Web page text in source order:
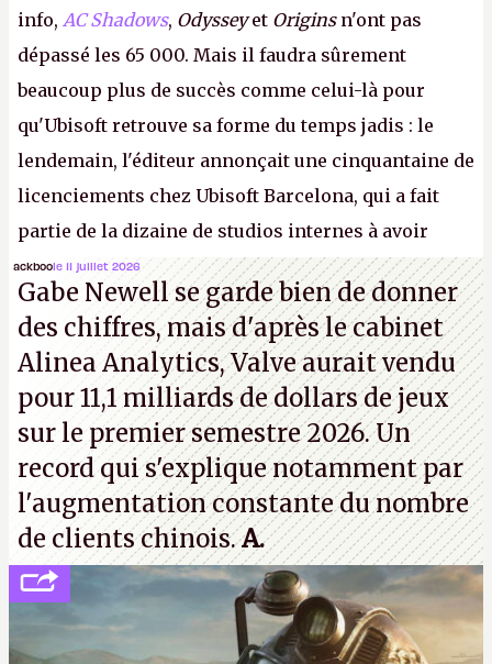
info, AC Shadows, Odysseyet Originsn'ont pas
dépassé les 65 000. Mais il faudra sûrement
beaucoup plus de succès comme celui-là pour
qu'Ubisoft retrouve sa forme du temps jadis : le
lendemain, l'éditeur annonçait une cinquantaine de
licenciements chez Ubisoft Barcelona, qui a fait
partie de la dizaine de studios internes à avoir
travaillé sur cetAssassin's Creedsous la direction
d'Ubisoft Singapour.A.
ackboole 11 juillet 2026
Gabe Newell se garde bien de donner
des chiffres, mais d'après le cabinet
Alinea Analytics, Valve aurait vendu
pour 11,1 milliards de dollars de jeux
sur le premier semestre 2026. Un
record qui s'explique notamment par
l'augmentation constante du nombre
de clients chinois.A.